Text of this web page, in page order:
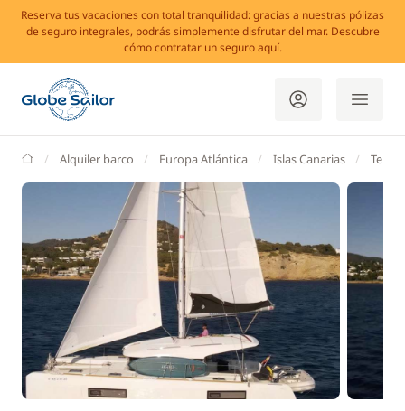
Reserva tus vacaciones con total tranquilidad: gracias a nuestras pólizas
de seguro integrales, podrás simplemente disfrutar del mar. Descubre
cómo contratar un seguro aquí.
GlobeSailor
Alquiler barco Europa Atlántica Islas Canarias